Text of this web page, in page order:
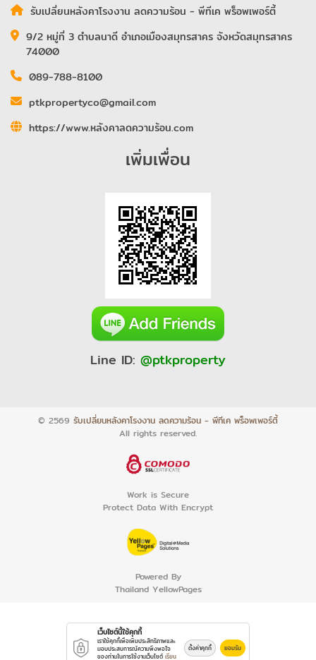
รับเปลี่ยนหลังคาโรงงาน ลดความร้อน - พีทีเค พร็อพเพอร์ตี้
9/2 หมู่ที่ 3 ตำบลนาดี อำเภอเมืองสมุทรสาคร จังหวัดสมุทรสาคร
74000
089-788-8100
ptkpropertyco@gmail.com
https://www.หลังคาลดความร้อน.com
เพิ่มเพื่อน
Line ID: @ptkproperty
© 2569 รับเปลี่ยนหลังคาโรงงาน ลดความร้อน - พีทีเค พร็อพเพอร์ตี้
All rights reserved.
Work is Secure
Protect Data With Encrypt
Powered By
Thailand YellowPages
เว็บไซต์นี้ใช้คุกกี้
เราใช้คุกกี้เพื่อเพิ่มประสิทธิภาพและ
มอบประสบการณ์ความพึงพอใจ
ของท่านในการใช้งานเว็บไซต์ เรียน
ตั้งค่าคุกกี้ ยอมรับ